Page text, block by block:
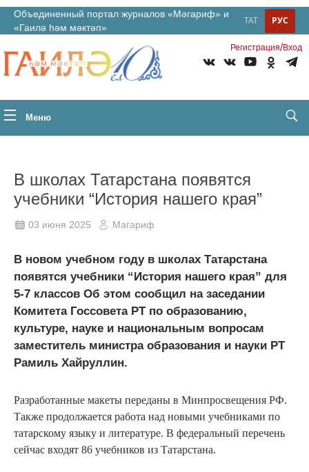
Объединенный портал журналов «Мәгариф» и
«Гаилә һәм мәктәп»
РУС
ТАТ
Регистрация/Вход
Меню
В школах Татарстана появятся
учебники “История нашего края”
03 июня 2025 Магариф
В новом учебном году в школах Татарстана
появятся учебники “История нашего края” для
5-7 классов Об этом сообщил на заседании
Комитета Госсовета РТ по образованию,
культуре, науке и национальным вопросам
заместитель министра образования и науки РТ
Рамиль Хайруллин.
Разработанные макеты переданы в Минпросвещения РФ.
Также продолжается работа над новыми учебниками по
татарскому языку и литературе. В федеральный перечень
сейчас входят 86 учебников из Татарстана.